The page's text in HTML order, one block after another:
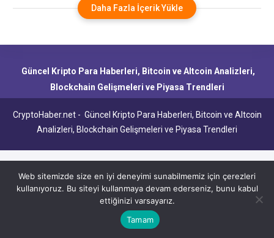
Kıymetler ve Borsa Komisyonu (SEC) tarafından spot Bitcoin
ETF’lerinin onaylanmasının ardından gözler şimdi Ethereum’a
sadece Ethereum için değil, tüm kripto piyasaları için yeni bir
Daha Fazla İçerik Yükle
Güncel Kripto Para Haberleri, Bitcoin ve Altcoin Analizleri,
Blockchain Gelişmeleri ve Piyasa Trendleri
CryptoHaber.net - Güncel Kripto Para Haberleri, Bitcoin ve Altcoin
Analizleri, Blockchain Gelişmeleri ve Piyasa Trendleri
Web sitemizde size en iyi deneyimi sunabilmemiz için çerezleri
kullanıyoruz. Bu siteyi kullanmaya devam ederseniz, bunu kabul
ettiğinizi varsayarız.
Tamam